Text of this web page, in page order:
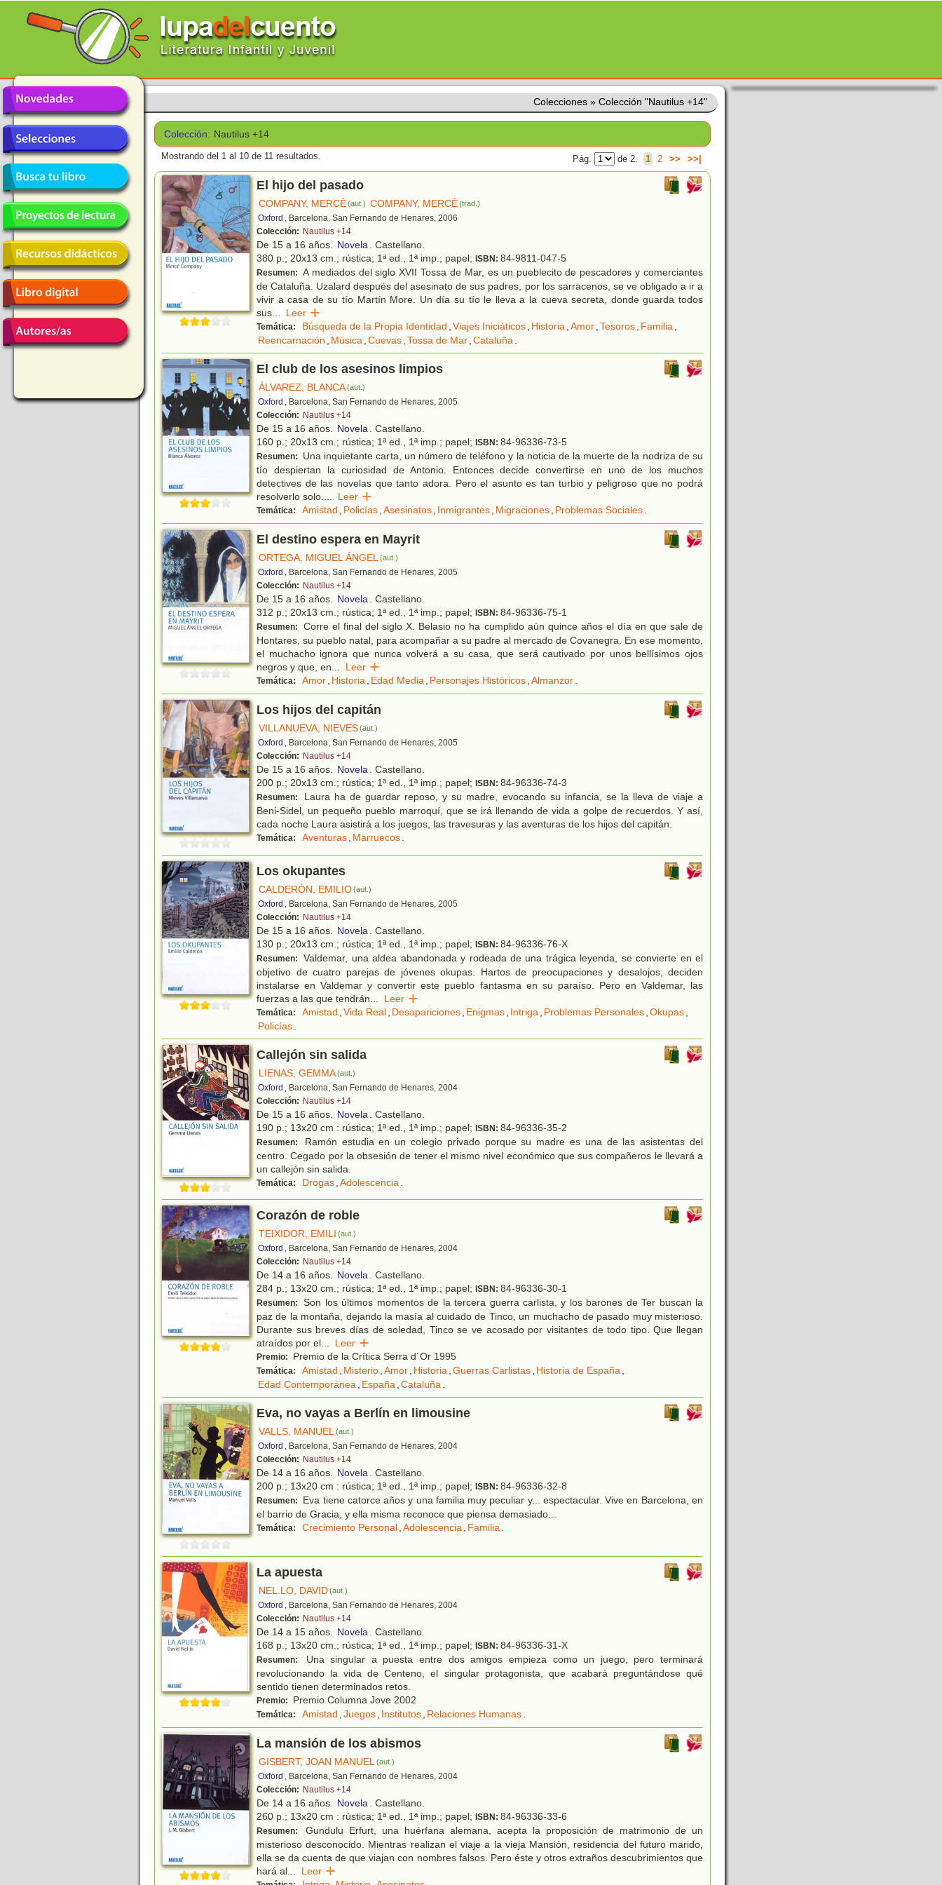
Colecciones » Colección "Nautilus +14"
Colección: Nautilus +14
Mostrando del 1 al 10 de 11 resultados. Pág. de 2. 1 2 >> >>|
El hijo del pasado
COMPANY, MERCÈ(aut.) COMPANY, MERCÈ(trad.)
Oxford , Barcelona, San Fernando de Henares, 2006
Colección: Nautilus +14
De 15 a 16 años. Novela. Castellano.
380 p.; 20x13 cm.; rústica; 1ª ed., 1ª imp.; papel; ISBN: 84-9811-047-5
Resumen: A mediados del siglo XVII Tossa de Mar, es un pueblecito de pescadores y comerciantes
de Cataluña. Uzalard después del asesinato de sus padres, por los sarracenos, se ve obligado a ir a
vivir a casa de su tío Martín More. Un día su tío le lleva a la cueva secreta, donde guarda todos
sus... Leer
Temática: Búsqueda de la Propia Identidad ,Viajes Iniciáticos, Historia,Amor,Tesoros, Familia,
Reencarnación , Música,Cuevas,Tossa de Mar,Cataluña.
El club de los asesinos limpios
ÁLVAREZ, BLANCA(aut.)
Oxford , Barcelona, San Fernando de Henares, 2005
Colección: Nautilus +14
De 15 a 16 años. Novela. Castellano.
160 p.; 20x13 cm.; rústica; 1ª ed., 1ª imp.; papel; ISBN: 84-96336-73-5
Resumen:
Una inquietante carta, un número de teléfono y la noticia de la muerte de la nodriza de su
tío despiertan la curiosidad de Antonio. Entonces decide convertirse en uno de los muchos
detectives de las novelas que tanto adora. Pero el asunto es tan turbio y peligroso que no podrá
resolverlo solo.... Leer
Temática: Amistad , Policías,Asesinatos, Inmigrantes, Migraciones, Problemas Sociales.
El destino espera en Mayrit
ORTEGA, MIGUEL ÁNGEL(aut.)
Oxford , Barcelona, San Fernando de Henares, 2005
Colección: Nautilus +14
De 15 a 16 años. Novela. Castellano.
312 p.; 20x13 cm.; rústica; 1ª ed., 1ª imp.; papel; ISBN: 84-96336-75-1
Resumen:
Corre el final del siglo X. Belasio no ha cumplido aún quince años el día en que sale de
Hontares, su pueblo natal, para acompañar a su padre al mercado de Covanegra. En ese momento,
el muchacho ignora que nunca volverá a su casa, que será cautivado por unos bellísimos ojos
negros y que, en... Leer
Temática: Amor, Historia, Edad Media, Personajes Históricos,Almanzor.
Los hijos del capitán
VILLANUEVA, NIEVES(aut.)
Oxford , Barcelona, San Fernando de Henares, 2005
Colección: Nautilus +14
De 15 a 16 años. Novela. Castellano.
200 p.; 20x13 cm.; rústica; 1ª ed., 1ª imp.; papel; ISBN: 84-96336-74-3
Resumen:
Laura ha de guardar reposo, y su madre, evocando su infancia, se la lleva de viaje a
Beni-Sidel, un pequeño pueblo marroquí, que se irá llenando de vida a golpe de recuerdos. Y así,
cada noche Laura asistirá a los juegos, las travesuras y las aventuras de los hijos del capitán.
Temática: Aventuras, Marruecos.
Los okupantes
CALDERÓN, EMILIO(aut.)
Oxford , Barcelona, San Fernando de Henares, 2005
Colección: Nautilus +14
De 15 a 16 años. Novela
. Castellano.
130 p.; 20x13 cm.; rústica; 1ª ed., 1ª imp.; papel; ISBN: 84-96336-76-X
Resumen:
Valdemar, una aldea abandonada y rodeada de una trágica leyenda, se convierte en el
objetivo de cuatro parejas de jóvenes okupas. Hartos de preocupaciones y desalojos, deciden
instalarse en Valdemar y convertir este pueblo fantasma en su paraíso. Pero en Valdemar, las
fuerzas a las que tendrán
Leer
Temática: Amistad Vida Real Desapariciones Enigmas Intriga Problemas Personales Okupas
Policías
Callejón sin salida
LIENAS, GEMMA(aut.)
Oxford , Barcelona, San Fernando de Henares, 2004
Colección: Nautilus +14
De 15 a 16 años. Novela
. Castellano.
190 p.; 13x20 cm : rústica; 1ª ed., 1ª imp.; papel; ISBN: 84-96336-35-2
Resumen:
Ramón estudia en un colegio privado porque su madre es una de las asistentas del
centro. Cegado por la obsesión de tener el mismo nivel económico que sus compañeros le llevará a
un callejón sin salida.
Temática: Drogas Adolescencia
Corazón de roble
TEIXIDOR, EMILI (aut.)
Oxford
, Barcelona, San Fernando de Henares, 2004
Colección: Nautilus +14
De 14 a 16 años. Novela
. Castellano.
284 p.; 13x20 cm.; rústica; 1ª ed., 1ª imp.; papel; ISBN: 84-96336-30-1
Resumen:
Son los últimos momentos de la tercera guerra carlista, y los barones de Ter buscan la
paz de la montaña, dejando la masía al cuidado de Tinco, un muchacho de pasado muy misterioso.
Durante sus breves días de soledad, Tinco se ve acosado por visitantes de todo tipo. Que llegan
atraídos por el
Leer
Premio: Premio de la Crítica Serra d´Or 1995
Temática: Amistad Misterio Amor Historia Guerras Carlistas Historia de España
Edad Contemporánea
España Cataluña
Eva, no vayas a Berlín en limousine
VALLS, MANUEL (aut.)
Oxford
, Barcelona, San Fernando de Henares, 2004
Colección: Nautilus +14
De 14 a 16 años. Novela
. Castellano.
200 p.; 13x20 cm : rústica; 1ª ed., 1ª imp.; papel; ISBN: 84-96336-32-8
Resumen:
Eva tiene catorce años y una familia muy peculiar y... espectacular. Vive en Barcelona, en
el barrio de Gracia, y ella misma reconoce que piensa demasiado...
Temática: Crecimiento Personal Adolescencia Familia
La apuesta
NEL.LO, DAVID(aut.)
Oxford , Barcelona, San Fernando de Henares, 2004
Colección: Nautilus +14
De 14 a 15 años. Novela
. Castellano.
168 p.; 13x20 cm.; rústica; 1ª ed., 1ª imp.; papel; ISBN: 84-96336-31-X
Resumen:
Una singular a puesta entre dos amigos empieza como un juego, pero terminará
revolucionando la vida de Centeno, el singular protagonista, que acabará preguntándose qué
sentido tienen determinados retos.
Premio: Premio Columna Jove 2002
Temática: Amistad Juegos Institutos Relaciones Humanas
La mansión de los abismos
GISBERT, JOAN MANUEL (aut.)
Oxford , Barcelona, San Fernando de Henares, 2004
Colección: Nautilus +14
De 14 a 16 años. Novela
. Castellano.
260 p.; 13x20 cm : rústica; 1ª ed., 1ª imp.; papel; ISBN: 84-96336-33-6
Resumen:
Gundulu Erfurt, una huérfana alemana, acepta la proposición de matrimonio de un
misterioso desconocido. Mientras realizan el viaje a la vieja Mansión, residencia del futuro marido,
ella se da cuenta de que viajan con nombres falsos. Pero éste y otros extraños descubrimientos que
hará al
Leer